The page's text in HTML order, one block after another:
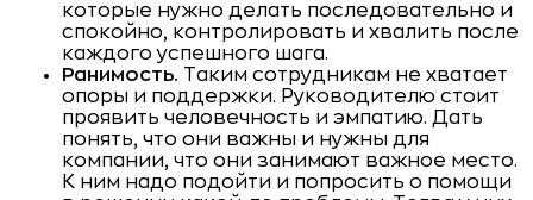
которые нужно делать последовательно и
спокойно, контролировать и хвалить после
каждого успешного шага.
Ранимость. Таким сотрудникам не хватает
опоры и поддержки. Руководителю стоит
проявить человечность и эмпатию. Дать
понять, что они важны и нужны для
компании, что они занимают важное место.
К ним надо подойти и попросить о помощи